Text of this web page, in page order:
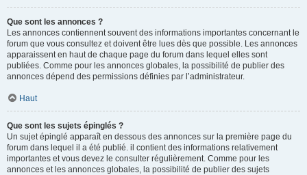
Que sont les annonces ?
Les annonces contiennent souvent des informations importantes concernant le
forum que vous consultez et doivent être lues dès que possible. Les annonces
apparaissent en haut de chaque page du forum dans lequel elles sont
publiées. Comme pour les annonces globales, la possibilité de publier des
annonces dépend des permissions définies par l’administrateur.
Haut
Que sont les sujets épinglés ?
Un sujet épinglé apparaît en dessous des annonces sur la première page du
forum dans lequel il a été publié. il contient des informations relativement
importantes et vous devez le consulter régulièrement. Comme pour les
annonces et les annonces globales, la possibilité de publier des sujets